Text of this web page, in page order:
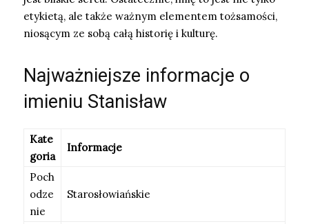
etykietą, ale także ważnym elementem tożsamości,
niosącym ze sobą całą historię i kulturę.
Najważniejsze informacje o
imieniu Stanisław
Kate
goria
Informacje
Poch
odze
nie
Starosłowiańskie